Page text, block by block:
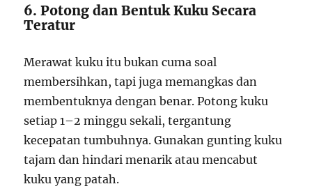
6. Potong dan Bentuk Kuku Secara
Teratur
Merawat kuku itu bukan cuma soal
membersihkan, tapi juga memangkas dan
membentuknya dengan benar. Potong kuku
setiap 1–2 minggu sekali, tergantung
kecepatan tumbuhnya. Gunakan gunting kuku
tajam dan hindari menarik atau mencabut
kuku yang patah.